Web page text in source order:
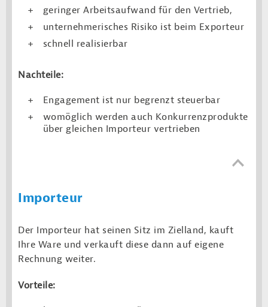
geringer Arbeitsaufwand für den Vertrieb,
unternehmerisches Risiko ist beim Exporteur
schnell realisierbar
Nachteile:
Engagement ist nur begrenzt steuerbar
womöglich werden auch Konkurrenzprodukte
über gleichen Importeur vertrieben
Importeur
Der Importeur hat seinen Sitz im Zielland, kauft
Ihre Ware und verkauft diese dann auf eigene
Rechnung weiter.
Vorteile: